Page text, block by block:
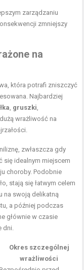
zarządzaniu
zmniejszy
na
która potrafi zniszczyć
Najbardziej
, gruszki,
wrażliwość na
zwłaszcza gdy
się idealnym miejscem
choroby. Podobnie
stają się łatwym celem
na swoją delikatną
a później podczas
głównie w czasie
dni.
Okres szczególnej
wrażliwości